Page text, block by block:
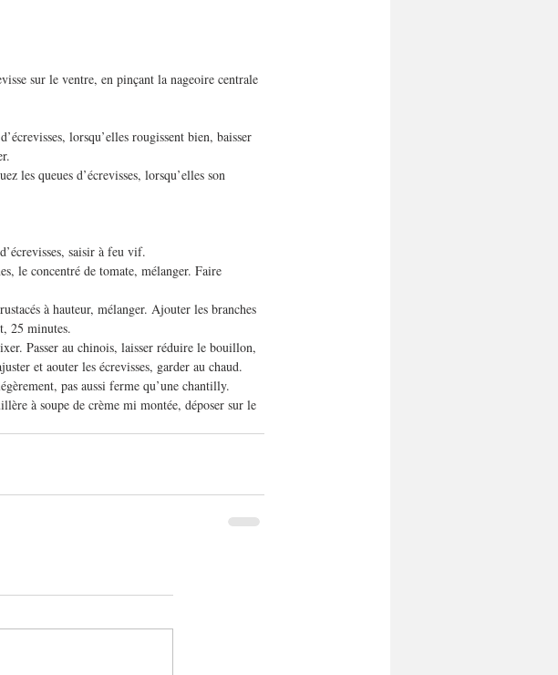
sur le ventre, en pinçant la nageoire centrale
lorsqu’elles rougissent bien, baisser
les queues d’écrevisses, lorsqu’elles son
saisir à feu vif.
le concentré de tomate, mélanger. Faire
à hauteur, mélanger. Ajouter les branches
25 minutes.
Passer au chinois, laisser réduire le bouillon,
et aouter les écrevisses, garder au chaud.
pas aussi ferme qu’une chantilly.
à soupe de crème mi montée, déposer sur le